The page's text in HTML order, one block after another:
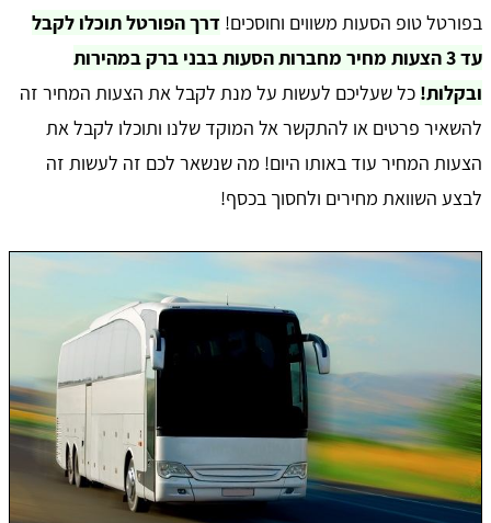
בפורטל טופ הסעות משווים וחוסכים! דרך הפורטל תוכלו לקבל
עד 3 הצעות מחיר מחברות הסעות בבני ברק במהירות
ובקלות! כל שעליכם לעשות על מנת לקבל את הצעות המחיר זה
להשאיר פרטים או להתקשר אל המוקד שלנו ותוכלו לקבל את
הצעות המחיר עוד באותו היום! מה שנשאר לכם זה לעשות זה
לבצע השוואת מחירים ולחסוך בכסף!